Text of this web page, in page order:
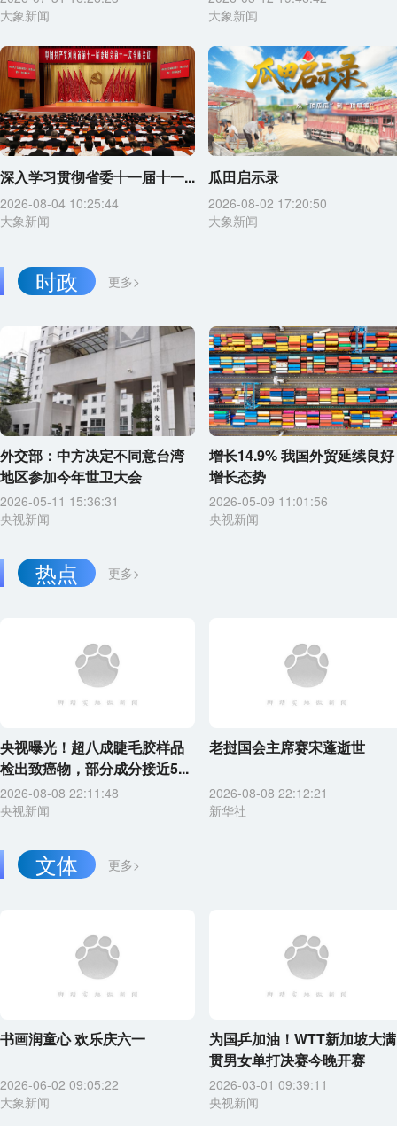
大象新闻
大象新闻
深入学习贯彻省委十一届十一...
2026-08-04 10:25:44
大象新闻
瓜田启示录
2026-08-02 17:20:50
大象新闻
更多>
时政
外交部：中方决定不同意台湾
地区参加今年世卫大会
2026-05-11 15:36:31
央视新闻
增长14.9% 我国外贸延续良好
增长态势
2026-05-09 11:01:56
央视新闻
更多>
热点
央视曝光！超八成睫毛胶样品
检出致癌物，部分成分接近5...
2026-08-08 22:11:48
央视新闻
老挝国会主席赛宋蓬逝世
2026-08-08 22:12:21
新华社
更多>
文体
书画润童心 欢乐庆六一
2026-06-02 09:05:22
大象新闻
为国乒加油！WTT新加坡大满
贯男女单打决赛今晚开赛
2026-03-01 09:39:11
央视新闻